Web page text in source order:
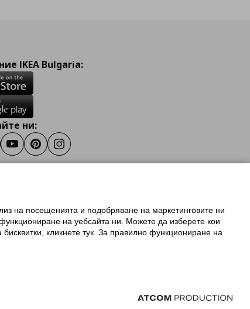
IKEA Bulgaria:
ни:
YoutubePinterestInstagram
на ikea.bg
Family
на посещенията и подобряване на маркетинговите ни
на уебсайта ни. Можете да изберете кои
кликнете тук. За правилно функциониране на